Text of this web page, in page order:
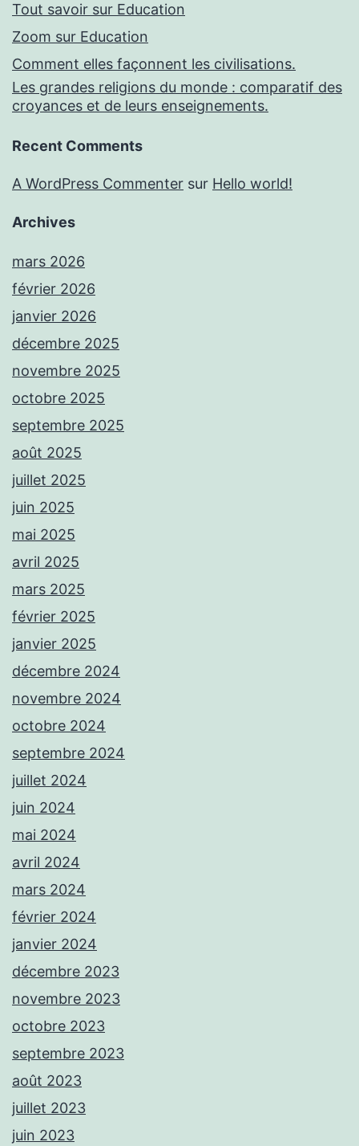
Tout savoir sur Education
Zoom sur Education
Comment elles façonnent les civilisations.
Les grandes religions du monde : comparatif des
croyances et de leurs enseignements.
Recent Comments
A WordPress Commenter sur Hello world!
Archives
mars 2026
février 2026
janvier 2026
décembre 2025
novembre 2025
octobre 2025
septembre 2025
août 2025
juillet 2025
juin 2025
mai 2025
avril 2025
mars 2025
février 2025
janvier 2025
décembre 2024
novembre 2024
octobre 2024
septembre 2024
juillet 2024
juin 2024
mai 2024
avril 2024
mars 2024
février 2024
janvier 2024
décembre 2023
novembre 2023
octobre 2023
septembre 2023
août 2023
juillet 2023
juin 2023